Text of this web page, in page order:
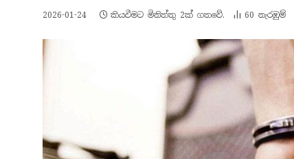
2026-01-24 කියවීමට මිනිත්තු 2ක් ගතවේ. 60 නැරඹු​ම්